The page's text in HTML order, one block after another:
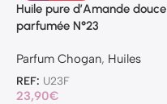
Huile pure d’Amande douce
parfumée N°23
Parfum Chogan, Huiles
REF: U23F
23,90€